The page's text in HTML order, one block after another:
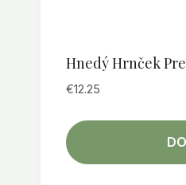
Hnedý Hrnček
€12.25